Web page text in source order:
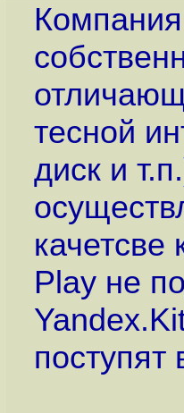
тесной
диск и
качетсве
Play не
поступят